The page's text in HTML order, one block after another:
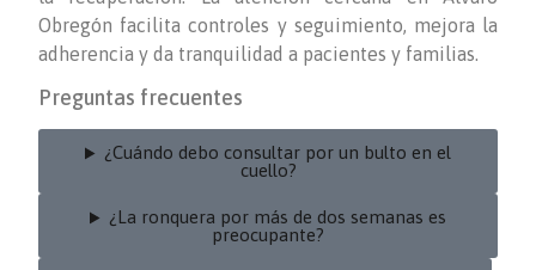
Obregón facilita controles y seguimiento, mejora la
adherencia y da tranquilidad a pacientes y familias.
Preguntas frecuentes
¿Cuándo debo consultar por un bulto en el
cuello?
¿La ronquera por más de dos semanas es
preocupante?